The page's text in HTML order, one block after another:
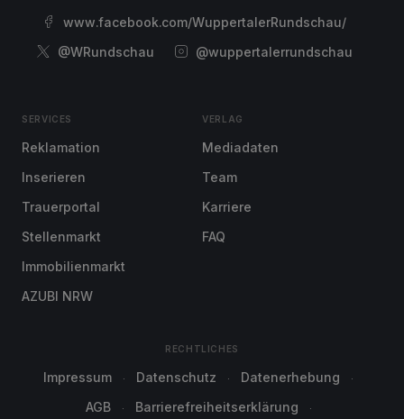
www.facebook.com/WuppertalerRundschau/
@WRundschau
@wuppertalerrundschau
SERVICES
Reklamation
Inserieren
Trauerportal
Stellenmarkt
Immobilienmarkt
AZUBI NRW
VERLAG
Mediadaten
Team
Karriere
FAQ
RECHTLICHES
Impressum Datenschutz
Datenerhebung
AGB
Barrierefreiheitserklärung